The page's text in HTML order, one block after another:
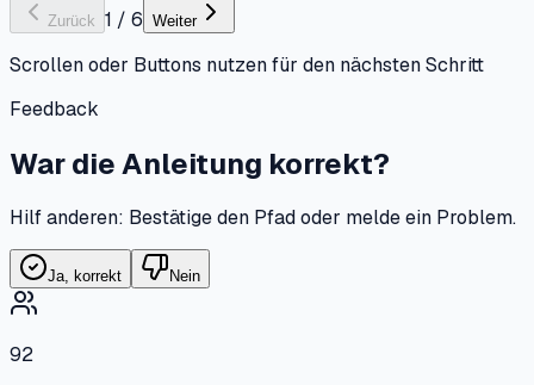
Zurück 1 / 6 Weiter
Scrollen oder Buttons nutzen für den nächsten Schritt
Feedback
War die Anleitung korrekt?
Hilf anderen: Bestätige den Pfad oder melde ein Problem.
Ja, korrekt Nein
92